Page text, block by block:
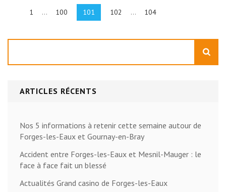
Page
1 … Page
100 Page
101 Page
102 … Page
104
ARTICLES RÉCENTS
Nos 5 informations à retenir cette semaine autour de
Forges-les-Eaux et Gournay-en-Bray
Accident entre Forges-les-Eaux et Mesnil-Mauger : le
face à face fait un blessé
Actualités Grand casino de Forges-les-Eaux